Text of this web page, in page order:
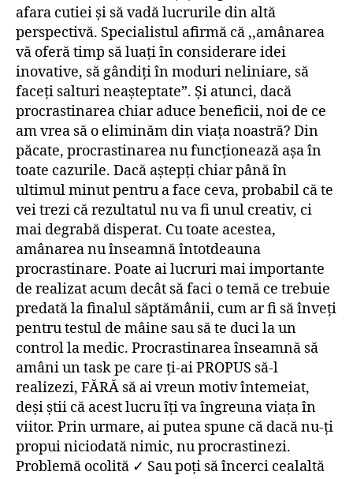
afara cutiei și să vadă lucrurile din altă
perspectivă. Specialistul afirmă că ,,amânarea
vă oferă timp să luați în considerare idei
inovative, să gândiți în moduri neliniare, să
faceți salturi neașteptate”. Și atunci, dacă
procrastinarea chiar aduce beneficii, noi de ce
am vrea să o eliminăm din viața noastră? Din
păcate, procrastinarea nu funcționează așa în
toate cazurile. Dacă aștepți chiar până în
ultimul minut pentru a face ceva, probabil că te
vei trezi că rezultatul nu va fi unul creativ, ci
mai degrabă disperat. Cu toate acestea,
amânarea nu înseamnă întotdeauna
procrastinare. Poate ai lucruri mai importante
de realizat acum decât să faci o temă ce trebuie
predată la finalul săptămânii, cum ar fi să înveți
pentru testul de mâine sau să te duci la un
control la medic. Procrastinarea înseamnă să
amâni un task pe care ți-ai PROPUS să-l
realizezi, FĂRĂ să ai vreun motiv întemeiat,
deși știi că acest lucru îți va îngreuna viața în
viitor. Prin urmare, ai putea spune că dacă nu-ți
propui niciodată nimic, nu procrastinezi.
Problemă ocolită ✓ Sau poți să încerci cealaltă